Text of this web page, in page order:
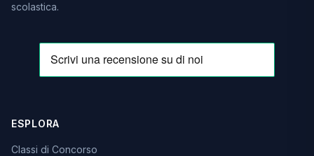
scolastica.
ESPLORA
Classi di Concorso